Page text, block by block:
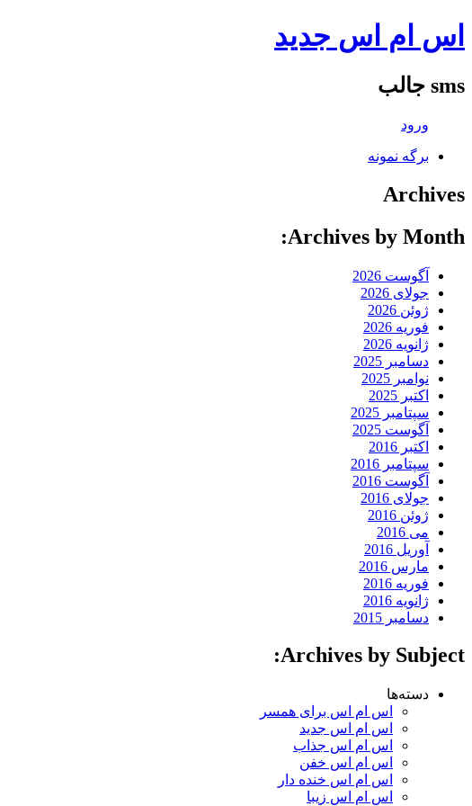
اس ام اس جدید
sms جالب
ورود
برگه نمونه
Archives
Archives by Month:
آگوست 2026
جولای 2026
ژوئن 2026
فوریه 2026
ژانویه 2026
دسامبر 2025
نوامبر 2025
اکتبر 2025
سپتامبر 2025
آگوست 2025
اکتبر 2016
سپتامبر 2016
آگوست 2016
جولای 2016
ژوئن 2016
می 2016
آوریل 2016
مارس 2016
فوریه 2016
ژانویه 2016
دسامبر 2015
Archives by Subject:
دسته‌ها
اس ام اس برای همسر
اس ام اس جدید
اس ام اس جذاب
اس ام اس خفن
اس ام اس خنده دار
اس ام اس زیبا